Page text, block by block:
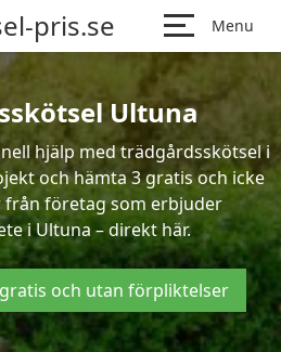
pris.se Menu
Ultuna
hjälp med trädgårdsskötsel i
och hämta 3 gratis och icke
företag som erbjuder
i Ultuna – direkt här.
och utan förpliktelser